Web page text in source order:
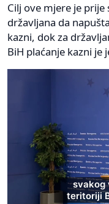
Cilj ove mjere je
državljana da
kazni, dok za
BiH plaćanje kazni je